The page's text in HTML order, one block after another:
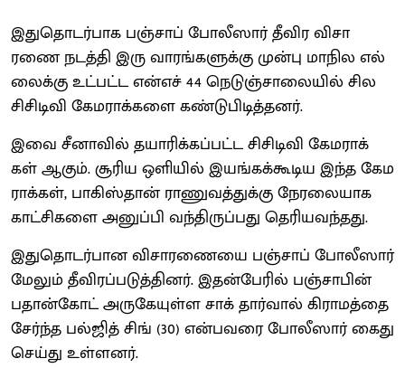
இதுதொடர்​பாக பஞ்​சாப் போலீ​ஸார் தீவிர விசா​
ரணை நடத்தி இரு வாரங்​களுக்கு முன்பு மாநில எல்​
லைக்கு உட்​பட்ட என்​எச் 44 நெடுஞ்​சாலை​யில் சில
சிசிடிவி கேம​ராக்​களை கண்​டு​பிடித்​தனர்.
இவை சீனா​வில் தயாரிக்​கப்​பட்ட சிசிடிவி கேம​ராக்​
கள் ஆகும். சூரிய ஒளி​யில் இயங்​கக்​கூடிய இந்த கேம​
ராக்​கள், பாகிஸ்​தான் ராணுவத்​துக்கு நேரலை​யாக
காட்​சிகளை அனுப்பி வந்​திருப்​பது தெரிய​வந்​தது.
இதுதொடர்​பான விசா​ரணையை பஞ்​சாப் போலீ​ஸார்
மேலும் தீவிரப்​படுத்​தினர். இதன்​பேரில் பஞ்​சாபின்
பதான்​கோட் அரு​கே​யுள்ள சாக் தார்​வால் கிராமத்தை
சேர்ந்த பல்​ஜித் சிங் (30) என்​பவரை போலீ​ஸார் கைது
செய்து உள்​ளனர்.